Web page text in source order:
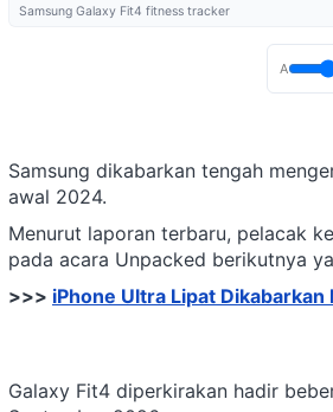
Samsung Galaxy Fit4 fitness tracker
A
Samsung dikabarkan tengah
awal 2024.
Menurut laporan terbaru, pelacak
pada acara Unpacked berikutnya
>>> iPhone Ultra Lipat
Galaxy Fit4 diperkirakan hadir